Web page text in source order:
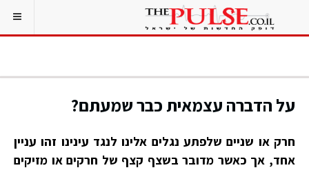
על הדברה עצמאית כבר שמעתם?
חרק או שניים שלפתע נגלים אלינו לנגד עינינו זהו עניין
אחד, אך כאשר מדובר בשצף קצף של חרקים או מזיקים